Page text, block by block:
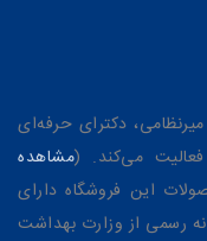
میرنظامی، دکترای حرفه‌ای
مشاهده
این فروشگاه دارای
رسمی از وزارت بهداشت